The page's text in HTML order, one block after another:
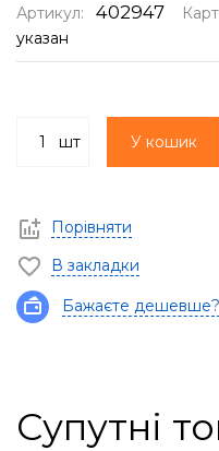
Артикул: 402947
указан
шт У кошик
Порівняти
В закладки
Бажаєте дешевше?
Супутні